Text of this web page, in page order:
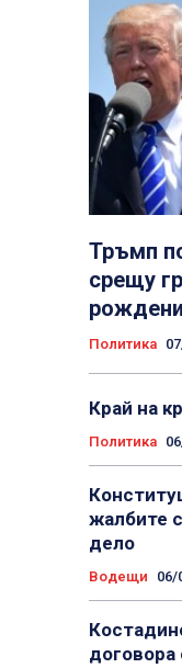
Тръмп
срещу
Политика
Край на
Политика
жалбите
дело
Водещи 06/
договора